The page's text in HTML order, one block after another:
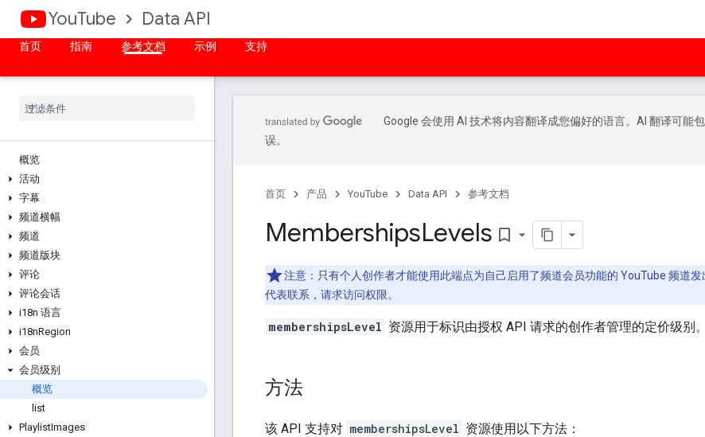
YouTube Data API
首页
指南 参考文档 示例 支持
概览
活动
字幕
频道横幅
频道
频道版块
评论
评论会话
i18n 语言
i18nRegion
会员
会员级别
概览
list
PlaylistImages
Google 会使用 AI 技术将内容翻译成您偏好的语言。AI 翻译可能
误。
首页 产品 YouTube Data API 参考文档
MembershipsLevels bookmark_border
注意：只有个人创作者才能使用此端点为自己启用了频道会员功能的 YouTube 频道
代表联系，请求访问权限。
membershipsLevel 资源用于标识由授权 API 请求的创作者管理的定价级别。
方法
该 API 支持对 membershipsLevel 资源使用以下方法：